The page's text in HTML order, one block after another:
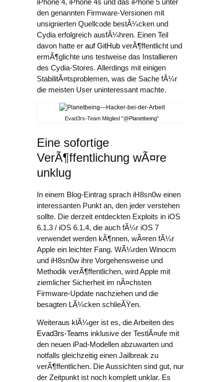
iPhone 4, iPhone 4s und das iPhone 5 unter
den genannten Firmware-Versionen mit
unsignierten Quellcode bestÃ¼cken und
Cydia erfolgreich ausfÃ¼hren. Einen Teil
davon hatte er auf GitHub verÃ¶ffentlicht und
ermÃ¶glichte uns testweise das Installieren
des Cydia-Stores. Allerdings mit einigen
StabilitÃ¤tsproblemen, was die Sache fÃ¼r
die meisten User uninteressant machte.
Evad3rs-Team Mitglied "@Planetbeing"
Eine sofortige
VerÃ¶ffentlichung wÃ¤re
unklug
In einem Blog-Eintrag sprach iH8sn0w einen
interessanten Punkt an, den jeder verstehen
sollte. Die derzeit entdeckten Exploits in iOS
6.1.3 / iOS 6.1.4, die auch fÃ¼r iOS 7
verwendet werden kÃ¶nnen, wÃ¤ren fÃ¼r
Apple ein leichter Fang. WÃ¼rden Winocm
und iH8sn0w ihre Vorgehensweise und
Methodik verÃ¶ffentlichen, wird Apple mit
ziemlicher Sicherheit im nÃ¤chsten
Firmware-Update nachziehen und die
besagten LÃ¼cken schlieÃŸen.
Weiteraus klÃ¼ger ist es, die Arbeiten des
Evad3rs-Teams inklusive der TestlÃ¤ufe mit
den neuen iPad-Modellen abzuwarten und
notfalls gleichzeitig einen Jailbreak zu
verÃ¶ffentlichen. Die Aussichten sind gut, nur
der Zeitpunkt ist noch komplett unklar. Es